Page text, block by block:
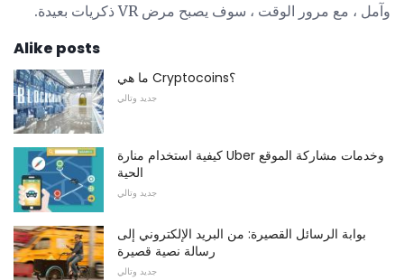
وآمل ، مع مرور الوقت ، سوف يصبح مرض VR ذكريات بعيدة.
Alike posts
ما هي Cryptocoins؟
جديد وتالي
كيفية استخدام منارة Uber وخدمات مشاركة الموقع
الحية
جديد وتالي
بوابة الرسائل القصيرة: من البريد الإلكتروني إلى
رسالة نصية قصيرة
جديد وتالي